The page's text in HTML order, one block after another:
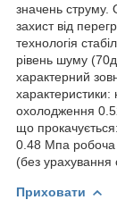
значень струму.
захист від
технологія
рівень шуму
характерний
характеристики:
охолодження
що
0.48 Мпа робоча
(без урахування
Приховати